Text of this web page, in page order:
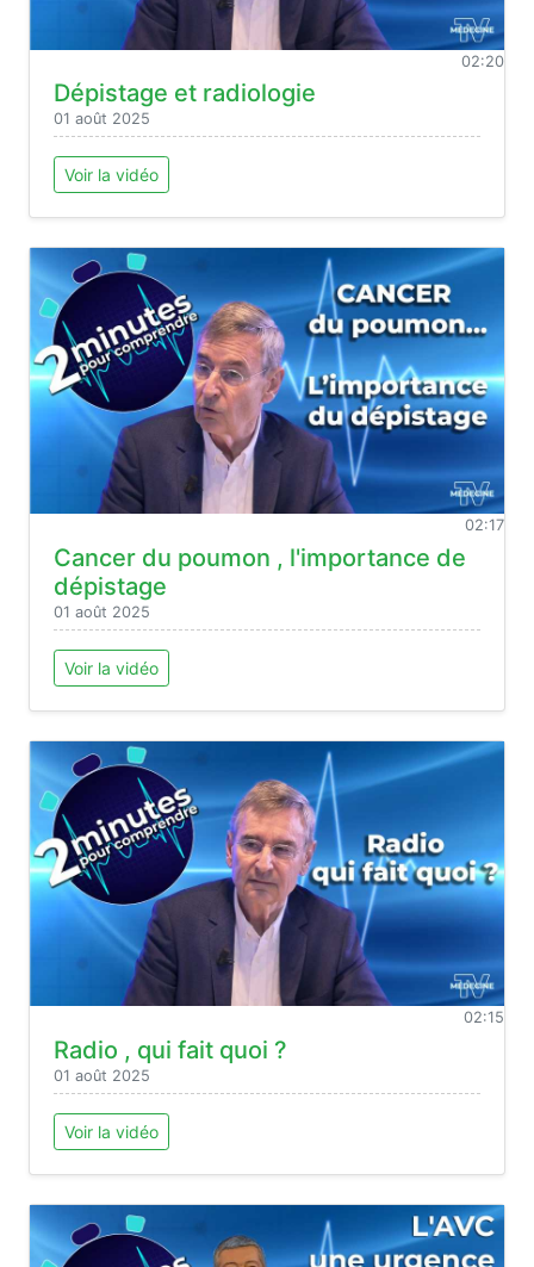
02:20
Dépistage et radiologie
01 août 2025
Voir la vidéo
02:17
Cancer du poumon , l'importance de
dépistage
01 août 2025
Voir la vidéo
02:15
Radio , qui fait quoi ?
01 août 2025
Voir la vidéo